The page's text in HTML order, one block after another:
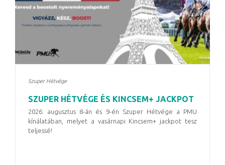
Szuper Hétvége
SZUPER HÉTVÉGE ÉS KINCSEM+ JACKPOT
2026. augusztus 8-án és 9-én Szuper Hétvége a PMU
kínálatában, melyet a vasárnapi Kincsem+ jackpot tesz
teljessé!